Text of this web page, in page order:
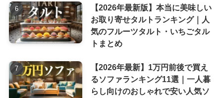
【2026年最新版】本当に美味しい
お取り寄せタルトランキング｜人
気のフルーツタルト・いちごタル
トまとめ
【2026年最新】1万円前後で買え
るソファランキング11選｜一人暮
らし向けのおしゃれで安い人気ソ